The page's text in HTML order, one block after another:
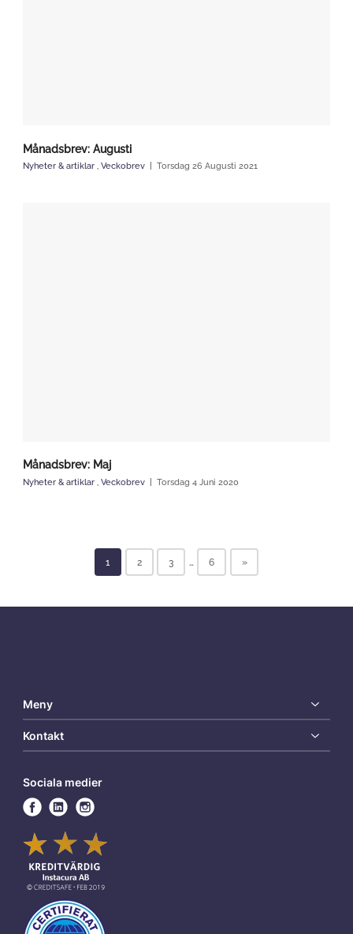
Månadsbrev: Augusti
Nyheter & artiklar , Veckobrev Torsdag 26 Augusti 2021
Månadsbrev: Maj
Nyheter & artiklar Veckobrev Torsdag 4 Juni 2020
1 2 3 … 6 »
Meny
Kontakt
Sociala medier